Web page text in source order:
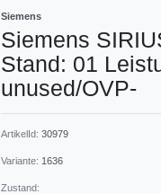
Siemens
Siemens
Stand: 01
unused/OVP-
ArtikelId: 30979
Variante: 1636
Zustand: